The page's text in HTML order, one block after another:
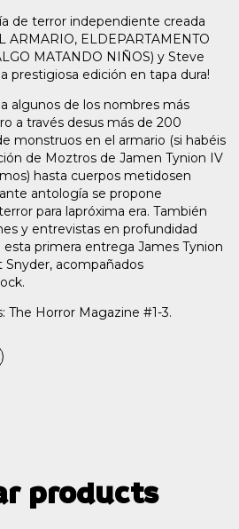
de terror independiente creada
ARMARIO, ELDEPARTAMENTO
MATANDO NIÑOS) y Steve
prestigiosa edición en tapa dura!
algunos de los nombres más
a través desus más de 200
monstruos en el armario (si habéis
de Moztros de Jamen Tynion IV
hasta cuerpos metidosen
antología se propone
para lapróxima era. También
y entrevistas en profundidad
primera entrega James Tynion
Snyder, acompañados
The Horror Magazine #1-3.
products